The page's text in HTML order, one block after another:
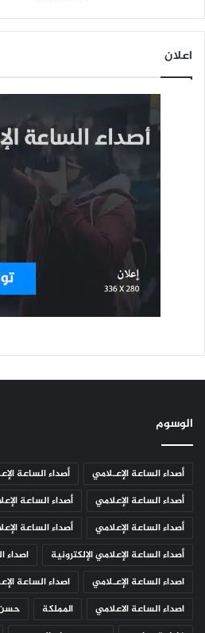
اعلان
الوسوم
أصداء الساعة الإعـلامي أصداء الساعة
أصداء الساعة الإعلامي
أصداء الساعة
أصداء الساعة الإعلامي
أصداء الساعة
أصداء الساعة الإعلامي الإلكترونية
اصداء
اصداء الساعة الإعـلامي
اصداء الساعة
اصداء الساعة الاعلامي
المملكة
حسن